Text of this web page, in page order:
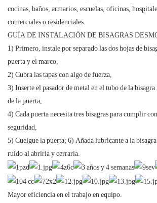
cocinas, baños, armarios, escuelas, oficinas,
comerciales o residenciales.
GUÍA DE INSTALACIÓN DE BISAGRAS
1) Primero, instale por separado las dos hojas de
puerta y el marco,
2) Cubra las tapas con algo de fuerza,
3) Inserte el pasador de metal en el tubo de la
de la puerta,
4) Cada puerta necesita tres bisagras para cumplir
seguridad,
5) Cuelgue la puerta; 6) Añada lubricante a la
ruido al abrirla y cerrarla.
Mayor eficiencia en el trabajo en equipo.